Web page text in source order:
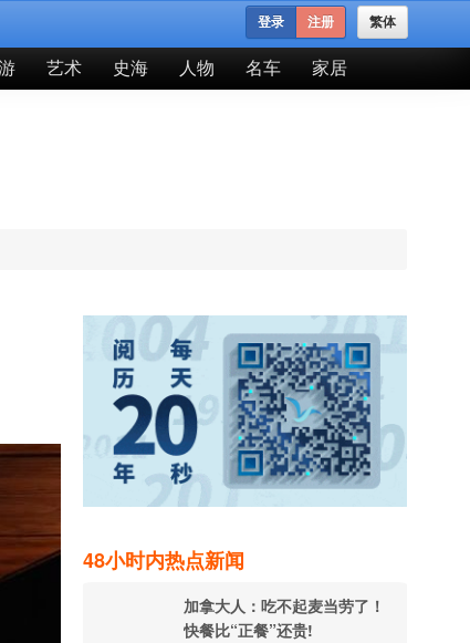
繁体
登录 注册
艺术 史海 人物 名车 家居
48小时内热点新闻
加拿大人：吃不起麦当劳了！
快餐比“正餐”还贵!